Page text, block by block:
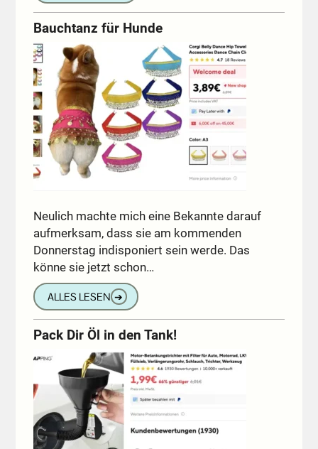
Bauchtanz für Hunde
Neulich machte mich eine Bekannte darauf
aufmerksam, dass sie am kommenden
Donnerstag indisponiert sein werde. Das
könne sie jetzt schon…
ALLES LESEN ➔
Pack Dir Öl in den Tank!